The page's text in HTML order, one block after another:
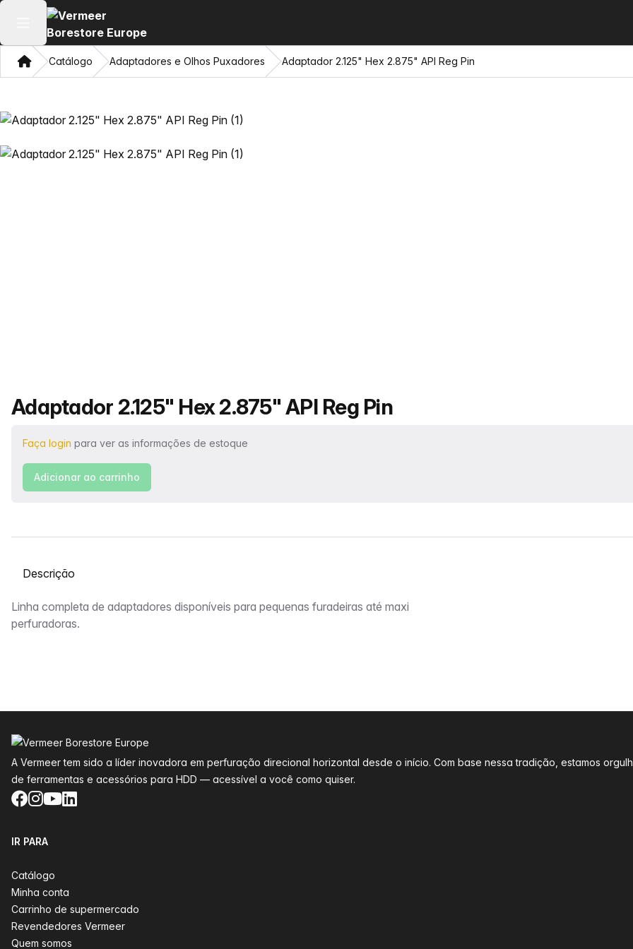
Abrir menu principal
CasaCatálogo Adaptadores e Olhos Puxadores Adaptador 2.125" Hex 2.875" API Reg Pin
Nome do produto
Adaptador 2.125" Hex 2.875" API Reg Pin
Faça login para ver as informações de estoque
Adicionar ao carrinho
Selecione uma guia
Descrição
Linha completa de adaptadores disponíveis para pequenas furadeiras até maxi
perfuradoras.
A Vermeer tem sido a líder inovadora em perfuração direcional horizontal desde o início. Com base nessa tradição, estamos
de ferramentas e acessórios para HDD — acessível a você como quiser.
Facebook
Instagram
YouTube
LinkedIn
IR PARA
Catálogo
Minha conta
Carrinho de supermercado
Revendedores Vermeer
Quem somos